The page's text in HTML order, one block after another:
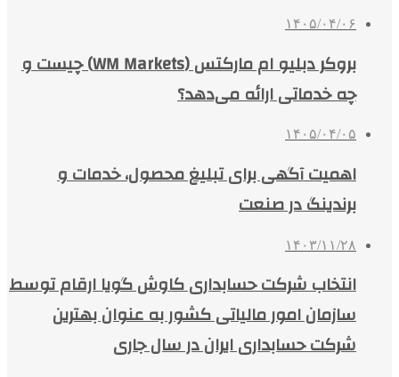
۱۴۰۵/۰۴/۰۶
بروکر دبلیو ام مارکتس (WM Markets) چیست و
چه خدماتی ارائه می‌دهد؟
۱۴۰۵/۰۴/۰۵
اهمیت آگهی برای تبلیغ محصول، خدمات و
برندینگ در صنعت
۱۴۰۳/۱۱/۲۸
انتخاب شرکت حسابداری کاوش گویا ارقام توسط
سازمان امور مالیاتی کشور به عنوان بهترین
شرکت حسابداری ایران در سال جاری